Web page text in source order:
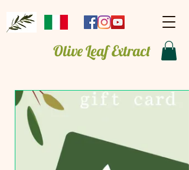
Olive Leaf Extract